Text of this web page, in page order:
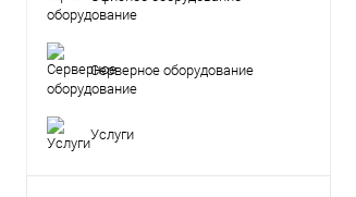
Серверное оборудование
Услуги